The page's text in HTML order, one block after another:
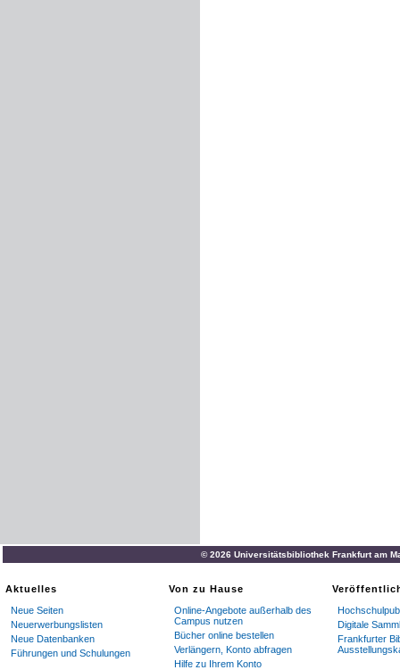
© 2026 Universitätsbibliothek Frankfurt am
Aktuelles
Neue Seiten
Neuerwerbungslisten
Neue Datenbanken
Führungen und Schulungen
Von zu Hause
Online-Angebote außerhalb des
Campus nutzen
Bücher online bestellen
Verlängern, Konto abfragen
Hilfe zu Ihrem Konto
Digitale
Frankfurter